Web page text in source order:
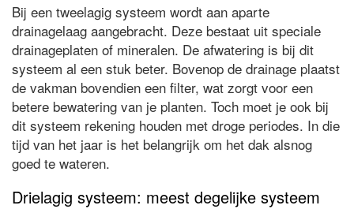
Bij een tweelagig systeem wordt aan aparte
drainagelaag aangebracht. Deze bestaat uit speciale
drainageplaten of mineralen. De afwatering is bij dit
systeem al een stuk beter. Bovenop de drainage plaatst
de vakman bovendien een filter, wat zorgt voor een
betere bewatering van je planten. Toch moet je ook bij
dit systeem rekening houden met droge periodes. In die
tijd van het jaar is het belangrijk om het dak alsnog
goed te wateren.
Drielagig systeem: meest degelijke systeem